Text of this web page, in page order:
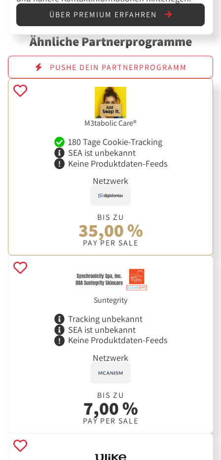
ÜBER PREMIUM ERFAHREN
Ähnliche Partnerprogramme
PUSHE DEIN PARTNERPROGRAMM
M3tabolic Care®
180 Tage Cookie-Tracking
SEA ist unbekannt
Keine Produktdaten-Feeds
Netzwerk
BIS ZU
35,00 %
PAY PER SALE
Suntegrity
Tracking unbekannt
SEA ist unbekannt
Keine Produktdaten-Feeds
Netzwerk
BIS ZU
7,00 %
PAY PER SALE